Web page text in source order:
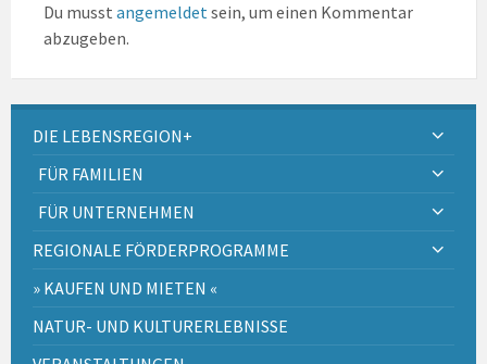
Du musst angemeldetsein, um einen Kommentar
abzugeben.
DIE LEBENSREGION+
FÜR FAMILIEN
FÜR UNTERNEHMEN
REGIONALE FÖRDERPROGRAMME
» KAUFEN UND MIETEN «
NATUR- UND KULTURERLEBNISSE